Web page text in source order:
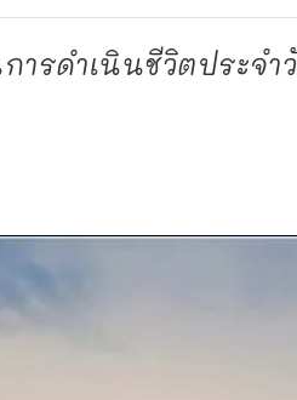
รดำเนินชีวิตประจำ